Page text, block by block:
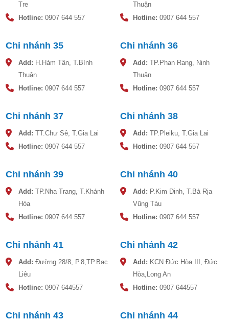
Bồn nước nhựa có kết cấu có thể đặt ngoài trời nắng mưa
mà vẫn đảm bảo tuổi thọ của bồn, tuy nhiên đặt trong bóng
Đậy nắp bồn nước nhựa để đảm bảo không bị các vật rơi
rớt vào bên trong bồn làm ô nhiễm nguồn nước sử dụng.
Khuyến mãi đặc biệt khi mua trọn bộ sản phẩm TADT
Lưu ý khi lắp đặt bồn nước nhựa 10000L Đại Thành
- Bồn nước nhựa Đại Thành 10.000 lítkhi lắp đặt phải được
- Hạn chế các tác động, va chạm cơ học trong quá trình lắp
Tre
Hotline: 0907 644 557
Thuận
Hotline: 0907 644 557
Chi nhánh 35
Add: H.Hàm Tân, T.Bình
Thuận
Hotline: 0907 644 557
Chi nhánh 36
Add: TP.Phan Rang, Ninh
Thuận
Hotline: 0907 644 557
Chi nhánh 37
Add: TT.Chư Sê, T.Gia Lai
Hotline: 0907 644 557
Chi nhánh 38
Add: TP.Pleiku, T.Gia Lai
Hotline: 0907 644 557
Chi nhánh 39
Add: TP.Nha Trang, T.Khánh
Hòa
Hotline: 0907 644 557
Chi nhánh 40
Add: P.Kim Dinh, T.Bà Rịa
Vũng Tàu
Hotline: 0907 644 557
Chi nhánh 41
Add: Đường 28/8, P.8,TP.Bạc
Liêu
Hotline: 0907 644557
Chi nhánh 42
Add: KCN Đức Hòa III, Đức
Hòa,Long An
Hotline: 0907 644557
Chi nhánh 43 Chi nhánh 44